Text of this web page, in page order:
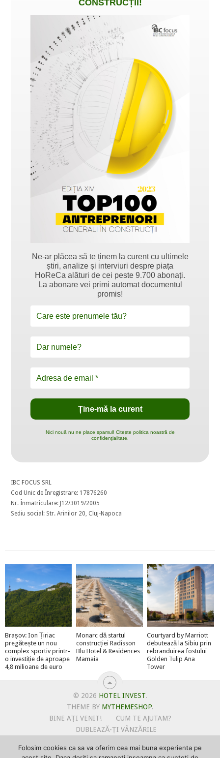
CONSTRUCȚII!
Ne-ar plăcea să te ținem la curent cu ultimele
știri, analize și interviuri despre piața
HoReCa alături de cei peste 9.700 abonați.
La abonare vei primi automat documentul
promis!
Nici nouă nu ne place spamul! Citește politica noastră de
confidențialitate.
IBC FOCUS SRL
Cod Unic de Înregistrare: 17876260
Nr. Înmatriculare: J12/3019/2005
Sediu social: Str. Arinilor 20, Cluj-Napoca
Brașov: Ion Țiriac
pregătește un nou
complex sportiv printr-
o investiție de aproape
4,8 milioane de euro
Monarc dă startul
construcției Radisson
Blu Hotel & Residences
Mamaia
Courtyard by Marriott
debutează la Sibiu prin
rebranduirea fostului
Golden Tulip Ana
Tower
© 2026 HOTEL INVEST.
THEME BY MYTHEMESHOP.
BINE AȚI VENIT!
CUM TE AJUTAM?
DUBLEAZĂ-ȚI VÂNZĂRILE
POLITICA DE UTILIZARE COOKIE-URI
Folosim cookies ca sa va oferim cea mai buna experienta pe